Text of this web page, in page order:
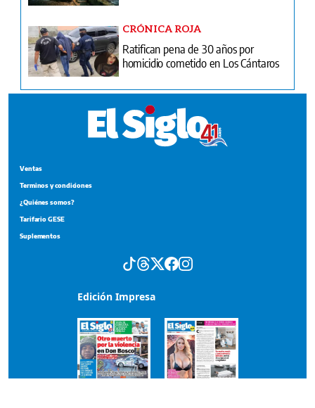
CRÓNICA ROJA
Ratifican pena de 30 años por
homicidio cometido en Los Cántaros
Ventas
Terminos y condiciones
¿Quiénes somos?
Tarifario GESE
Suplementos
Edición Impresa